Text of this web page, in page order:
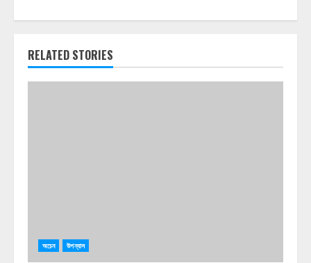
RELATED STORIES
অচেন উপন্যাস